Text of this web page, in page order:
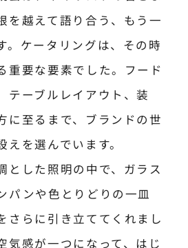
を越えて語り合う、もう一
。ケータリングは、その時
重要な要素でした。フード
テーブルレイアウト、装
に至るまで、ブランドの世
を選んでいます。
とした照明の中で、ガラス
パンや色とりどりの一皿
さらに引き立ててくれまし
気感が一つになって、はじ